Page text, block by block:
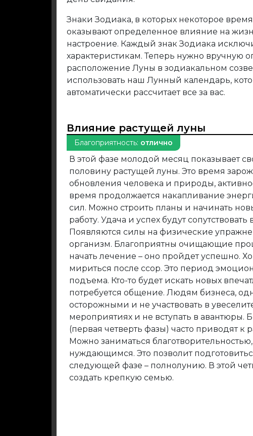
Знаки Зодиака, в которых некоторое
оказывают определенное влияние на
настроение. Каждый знак Зодиака
характеристикам. Теперь нужно вручную
расположение Луны в зодиакальном
использовать наш Лунный календарь,
автоматически рассчитает все за вас.
Влияние растущей луны
Благоприятность: отлично
В этой фазе молодой месяц показывает
половину растущей луны. Это время
обновления человека и природы,
время продолжается накапливание
сил. Можно строить планы и начинать
работу. Удача и успех будут сопутствовать
Появляются силы на физические
организм. Благоприятны очищающие
начать лечение – оно пройдет успешно.
мириться после ссор. Это период
подъема. Кто-то будет искать новых
потребуется общение. Людям бизнеса,
осторожными и не участвовать в
мероприятиях и не вступать в авантюры.
(первая четверть фазы) часто приводят к
Можно заниматься
нуждающимся. Это позволит
следующей фазе – полнолунию. В этой
создать крепкую семью.